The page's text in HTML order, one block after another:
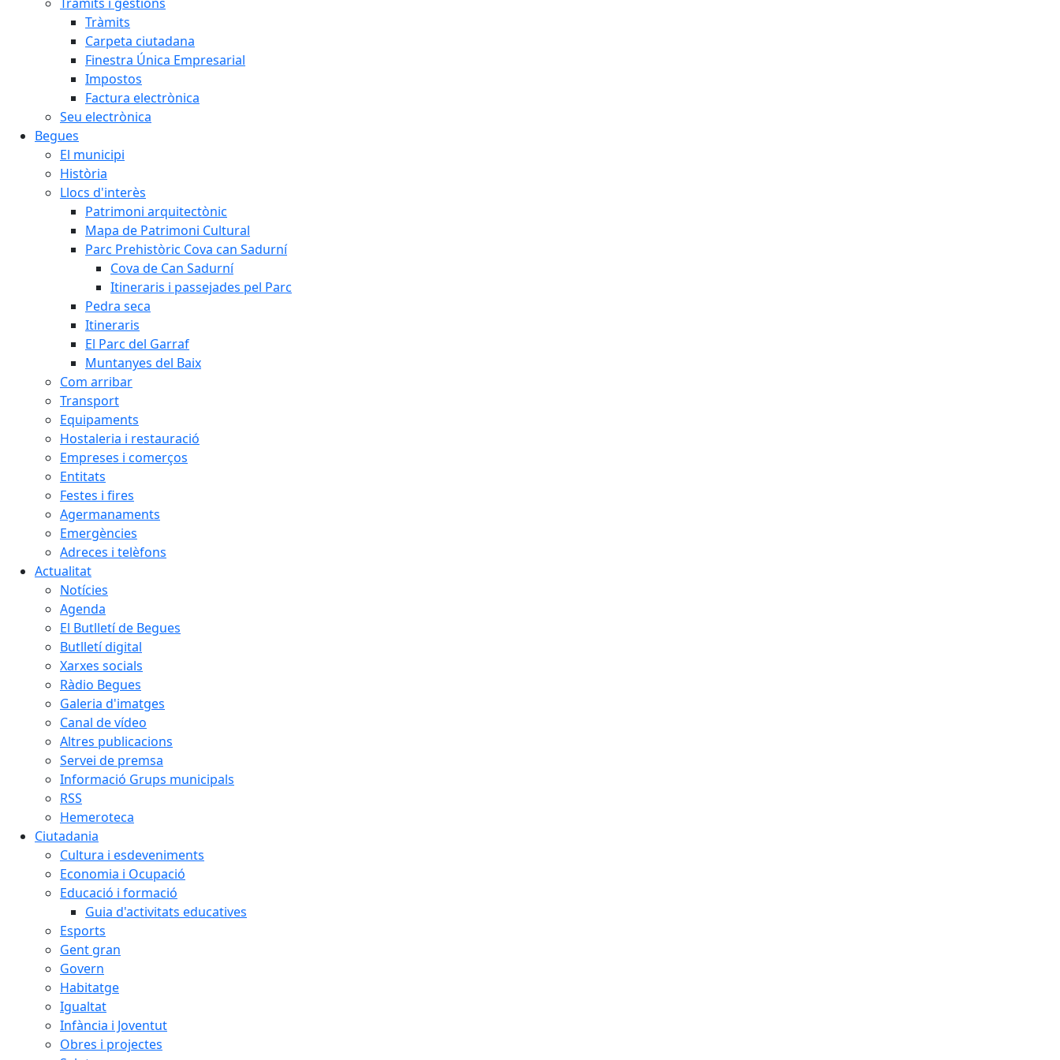
Tràmits
Carpeta ciutadana
Finestra Única Empresarial
Impostos
Factura electrònica
Seu electrònica
Begues
El municipi
Història
Llocs d'interès
Patrimoni arquitectònic
Mapa de Patrimoni Cultural
Parc Prehistòric Cova can Sadurní
Cova de Can Sadurní
Itineraris i passejades pel Parc
Pedra seca
Itineraris
El Parc del Garraf
Muntanyes del Baix
Com arribar
Transport
Equipaments
Hostaleria i restauració
Empreses i comerços
Entitats
Festes i fires
Agermanaments
Emergències
Adreces i telèfons
Actualitat
Notícies
Agenda
El Butlletí de Begues
Butlletí digital
Xarxes socials
Ràdio Begues
Galeria d'imatges
Canal de vídeo
Altres publicacions
Servei de premsa
Informació Grups municipals
RSS
Hemeroteca
Ciutadania
Cultura i esdeveniments
Economia i Ocupació
Educació i formació
Guia d'activitats educatives
Esports
Gent gran
Govern
Habitatge
Igualtat
Infància i Joventut
Obres i projectes